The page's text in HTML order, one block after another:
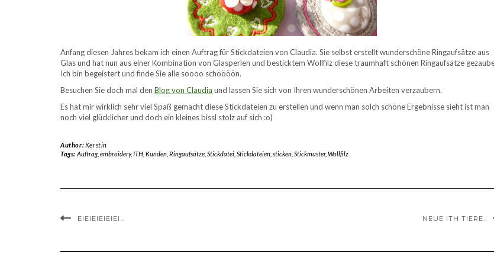
Anfang diesen Jahres bekam ich einen Auftrag für Stickdateien von Claudia. Sie selbst erstellt wunderschöne Ringaufsätze aus
Glas und hat nun aus einer Kombination von Glasperlen und besticktem Wollfilz diese traumhaft schönen Ringaufsätze
Ich bin begeistert und finde Sie alle soooo schöööön.
Besuchen Sie doch mal den Blog von Claudia und lassen Sie sich von Ihren wunderschönen Arbeiten verzaubern.
Es hat mir wirklich sehr viel Spaß gemacht diese Stickdateien zu erstellen und wenn man solch schöne Ergebnisse sieht ist man
noch viel glücklicher und doch ein kleines bissl stolz auf sich :o)
Author:Kerstin
Tags: Auftrag, embroidery,ITH, Kunden, Ringaufsätze, Stickdatei, Stickdateien, sticken, Stickmuster, Wollfilz
EIEIEIEIEIEI… NEUE ITH TIERE..